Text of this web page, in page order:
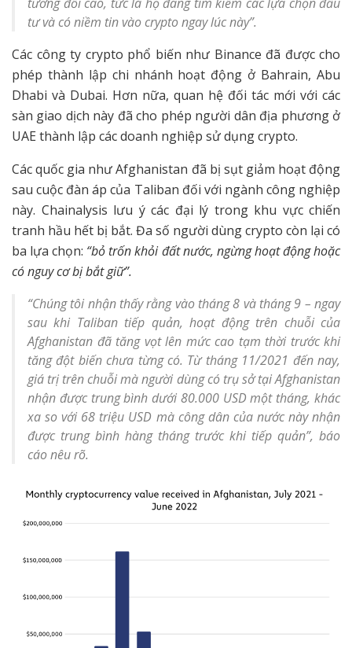
tư và có niềm tin vào crypto ngay lúc này”.
Các công ty crypto phổ biến như Binance đã được cho
phép thành lập chi nhánh hoạt động ở Bahrain, Abu
Dhabi và Dubai. Hơn nữa, quan hệ đối tác mới với các
sàn giao dịch này đã cho phép người dân địa phương ở
UAE thành lập các doanh nghiệp sử dụng crypto.
Các quốc gia như Afghanistan đã bị sụt giảm hoạt động
sau cuộc đàn áp của Taliban đối với ngành công nghiệp
này. Chainalysis lưu ý các đại lý trong khu vực chiến
tranh hầu hết bị bắt. Đa số người dùng crypto còn lại có
ba lựa chọn: “bỏ trốn khỏi đất nước, ngừng hoạt động hoặc
có nguy cơ bị bắt giữ”.
“Chúng tôi nhận thấy rằng vào tháng 8 và tháng 9 – ngay
sau khi Taliban tiếp quản, hoạt động trên chuỗi của
Afghanistan đã tăng vọt lên mức cao tạm thời trước khi
tăng đột biến chưa từng có. Từ tháng 11/2021 đến nay,
giá trị trên chuỗi mà người dùng có trụ sở tại Afghanistan
nhận được trung bình dưới 80.000 USD một tháng, khác
xa so với 68 triệu USD mà công dân của nước này nhận
được trung bình hàng tháng trước khi tiếp quản”, báo
cáo nêu rõ.